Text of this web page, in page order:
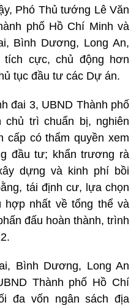
Phó Thủ tướng Lê Văn
phố Hồ Chí Minh và
Bình Dương, Long An,
cực, chủ động hơn
tục đầu tư các Dự án.
đai 3, UBND Thành phố
trì chuẩn bị, nghiên
cấp có thẩm quyền xem
đầu tư; khẩn trương rà
dựng và kinh phí bồi
tái định cư, lựa chọn
nhất về tổng thể và
đấu hoàn thành, trình
Bình Dương, Long An
Thành phố Hồ Chí
đa vốn ngân sách địa